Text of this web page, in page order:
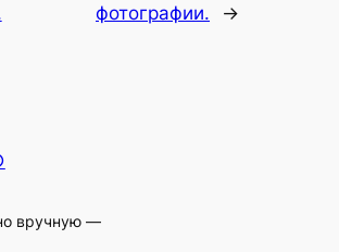
фотографии.
→
вручную —